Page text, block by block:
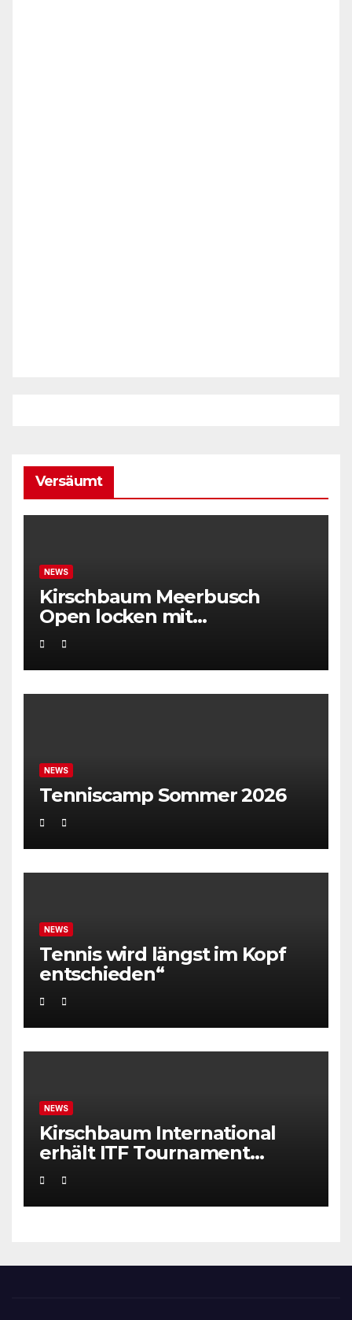
Versäumt
NEWS
Kirschbaum Meerbusch
Open locken mit
Weltklassetennis
NEWS
Tenniscamp Sommer 2026
NEWS
Tennis wird längst im Kopf
entschieden“
NEWS
Kirschbaum International
erhält ITF Tournament
Recognition Award 2025